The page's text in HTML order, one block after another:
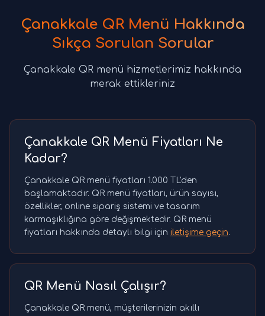
Çanakkale QR Menü Hakkında
Sıkça Sorulan Sorular
Çanakkale QR menü hizmetlerimiz hakkında
merak ettikleriniz
Çanakkale QR Menü Fiyatları Ne
Kadar?
Çanakkale QR menü fiyatları 1.000 TL'den
başlamaktadır. QR menü fiyatları, ürün sayısı,
özellikler, online sipariş sistemi ve tasarım
karmaşıklığına göre değişmektedir. QR menü
fiyatları hakkında detaylı bilgi için iletişime geçin.
QR Menü Nasıl Çalışır?
Çanakkale QR menü, müşterilerinizin akıllı